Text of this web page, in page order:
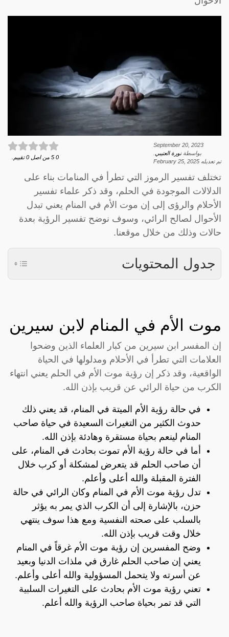
September 20, 2023
بواسطةنورة العتيبي
تم تعديله February 25, 2025
0
5 من اصل 0 تقييم.
تختلف تفسير الرموز التي تطرأ في المنامات بناء على
الدلالات الموجودة في الحلم، وقد ذكر علماء تفسير
الأحلام والرؤى إلى إن موت الأم في المنام يعني تبدل
الأحوال لصالح الرائي، وسوف نوضح تفسير الرؤية بعدة
حالات وذلك من خلال موقعنا.
جدول المحتويات
موت الأم في المنام لابن سيرين
إن المفسر ابن سيرين من كبار العلماء الذين وضحوا
العلامات التي تطرأ في الأحلام ومدلولها في الحياة
الواقعية، وقد ذكر إن رؤية موت الأم في الحلم يعني انتهاء
الكرب من حياة الرائي عن قريب بإذن الله.
في حالة رؤية الأم الميتة في المنام، قد يعني ذلك
حدوث الكثير من التغيرات السعيدة في حياة صاحب
المنام لينعم بحياة مستقرة وهادئة بإذن الله.
أما في حالة رؤية الأم تموت بحادث في المنام، على
أن صاحب الحلم قد يتعرض لمشكلة أو كرب خلال
الفترة المقبلة والله أعلى وأعلم.
تدل رؤية موت الأم في المنام وكان الرائي في حالة
حزن، بالإشارة إلى أن الكرب الذي يمر به يؤثر
بالسلب على صحته النفسية ومع هذا سوف ينتهي
خلال وقت قريب بإذن الله.
وضح المفسرين إن رؤية موت الأم غرقاً في المنام
يعني إن صاحب الحلم غارق في ملذات الدنيا وبعيد
عن أسرته ولا يتحمل المسؤولية والله أعلى وأعلم.
تعني رؤية موت الأم بحادث على التغيرات السلبية
التي قد تمر بحياة صاحب الرؤية والله أعلم.